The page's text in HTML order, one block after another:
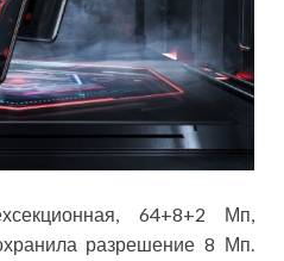
64+8+2 Мп,
разрешение 8 Мп.